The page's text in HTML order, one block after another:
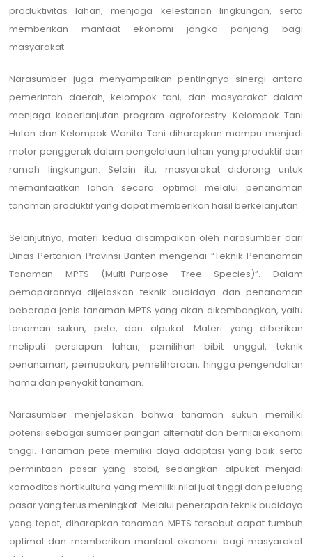
produktivitas lahan, menjaga kelestarian lingkungan, serta
memberikan manfaat ekonomi jangka panjang bagi
masyarakat.
Narasumber juga menyampaikan pentingnya sinergi antara
pemerintah daerah, kelompok tani, dan masyarakat dalam
menjaga keberlanjutan program agroforestry. Kelompok Tani
Hutan dan Kelompok Wanita Tani diharapkan mampu menjadi
motor penggerak dalam pengelolaan lahan yang produktif dan
ramah lingkungan. Selain itu, masyarakat didorong untuk
memanfaatkan lahan secara optimal melalui penanaman
tanaman produktif yang dapat memberikan hasil berkelanjutan.
Selanjutnya, materi kedua disampaikan oleh narasumber dari
Dinas Pertanian Provinsi Banten mengenai “Teknik Penanaman
Tanaman MPTS (Multi-Purpose Tree Species)”. Dalam
pemaparannya dijelaskan teknik budidaya dan penanaman
beberapa jenis tanaman MPTS yang akan dikembangkan, yaitu
tanaman sukun, pete, dan alpukat. Materi yang diberikan
meliputi persiapan lahan, pemilihan bibit unggul, teknik
penanaman, pemupukan, pemeliharaan, hingga pengendalian
hama dan penyakit tanaman.
Narasumber menjelaskan bahwa tanaman sukun memiliki
potensi sebagai sumber pangan alternatif dan bernilai ekonomi
tinggi. Tanaman pete memiliki daya adaptasi yang baik serta
permintaan pasar yang stabil, sedangkan alpukat menjadi
komoditas hortikultura yang memiliki nilai jual tinggi dan peluang
pasar yang terus meningkat. Melalui penerapan teknik budidaya
yang tepat, diharapkan tanaman MPTS tersebut dapat tumbuh
optimal dan memberikan manfaat ekonomi bagi masyarakat